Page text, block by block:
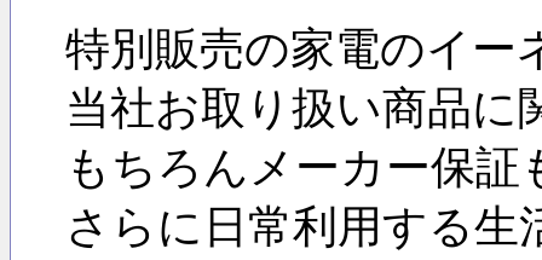
特別販売の家電のイー
当社お取り扱い商品に
もちろんメーカー保
さらに日常利用する生